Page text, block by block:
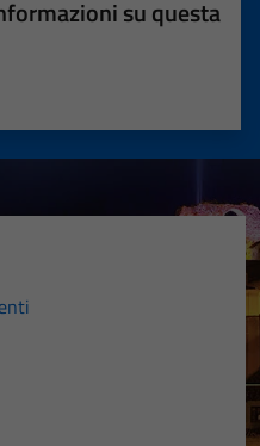
su questa
su 5